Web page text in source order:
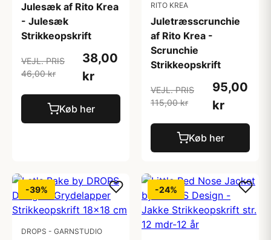
Julesæk af Rito Krea
- Julesæk
Strikkeopskrift
VEJL. PRIS
46,00 kr
38,00
kr
Køb her
RITO KREA
Juletræsscrunchie
af Rito Krea -
Scrunchie
Strikkeopskrift
VEJL. PRIS
115,00 kr
95,00
kr
Køb her
-39%
DROPS - GARNSTUDIO
-24%